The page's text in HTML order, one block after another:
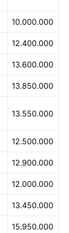
10.000.000
12.400.000
13.600.000
13.850.000
13.550.000
12.500.000
12.900.000
12.000.000
13.450.000
15.950.000